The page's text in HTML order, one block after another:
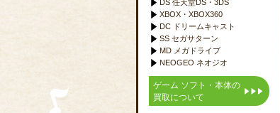
DS 任天堂DS・3DS
XBOX・XBOX360
DC ドリームキャスト
SS セガサターン
MD メガドライブ
NEOGEO ネオジオ
ゲーム ソフト・本体の
買取について